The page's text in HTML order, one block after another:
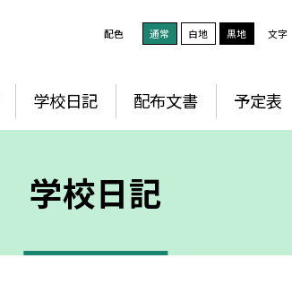
配色 通常 白地 黒地 文字
学校日記 配布文書 予定表
学校日記